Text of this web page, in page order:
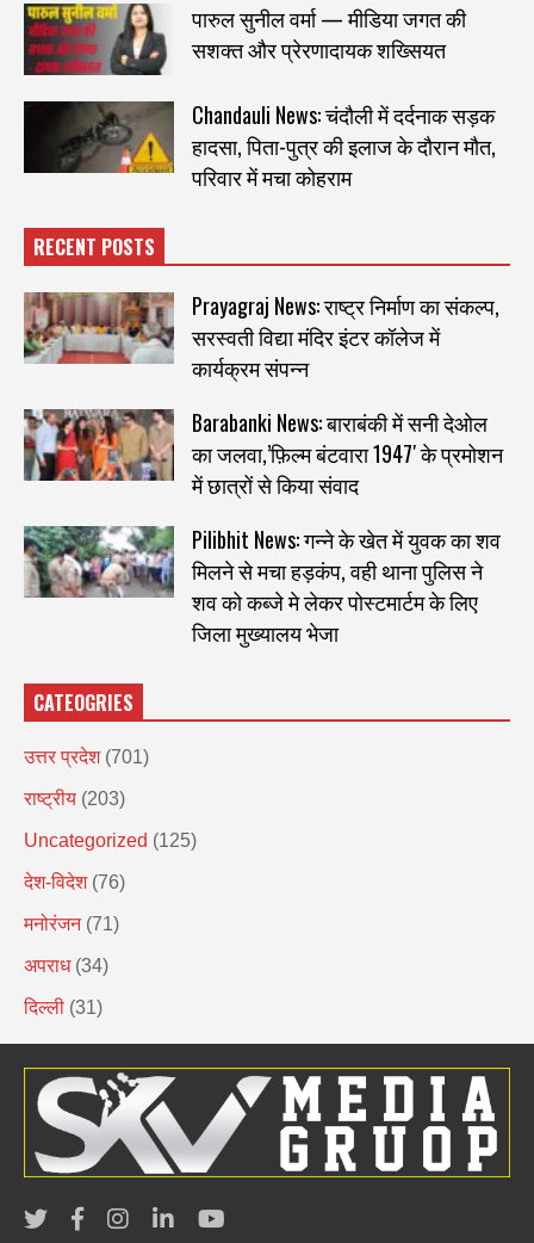
पारुल सुनील वर्मा — मीडिया जगत की
सशक्त और प्रेरणादायक शख्सियत
Chandauli News: चंदौली में दर्दनाक सड़क
हादसा, पिता-पुत्र की इलाज के दौरान मौत,
परिवार में मचा कोहराम
RECENT POSTS
Prayagraj News: राष्ट्र निर्माण का संकल्प,
सरस्वती विद्या मंदिर इंटर कॉलेज में
कार्यक्रम संपन्न
Barabanki News: बाराबंकी में सनी देओल
का जलवा,’फ़िल्म बंटवारा 1947′ के प्रमोशन
में छात्रों से किया संवाद
Pilibhit News: गन्ने के खेत में युवक का शव
मिलने से मचा हड़कंप, वही थाना पुलिस ने
शव को कब्जे मे लेकर पोस्टमार्टम के लिए
जिला मुख्यालय भेजा
CATEOGRIES
उत्तर प्रदेश (701)
राष्ट्रीय (203)
Uncategorized (125)
देश-विदेश (76)
मनोरंजन (71)
अपराध (34)
दिल्ली (31)